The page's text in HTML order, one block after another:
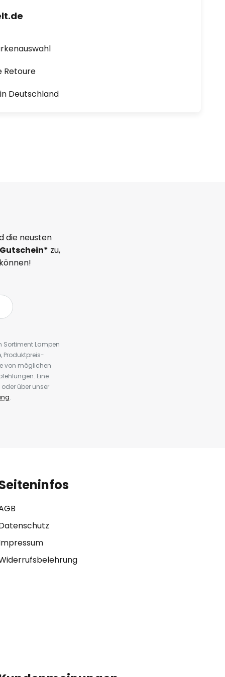
Retoure
Deutschland
die neusten
zu,
Sortiment Lampen
Produktpreis-
von möglichen
Eine
über unser
.